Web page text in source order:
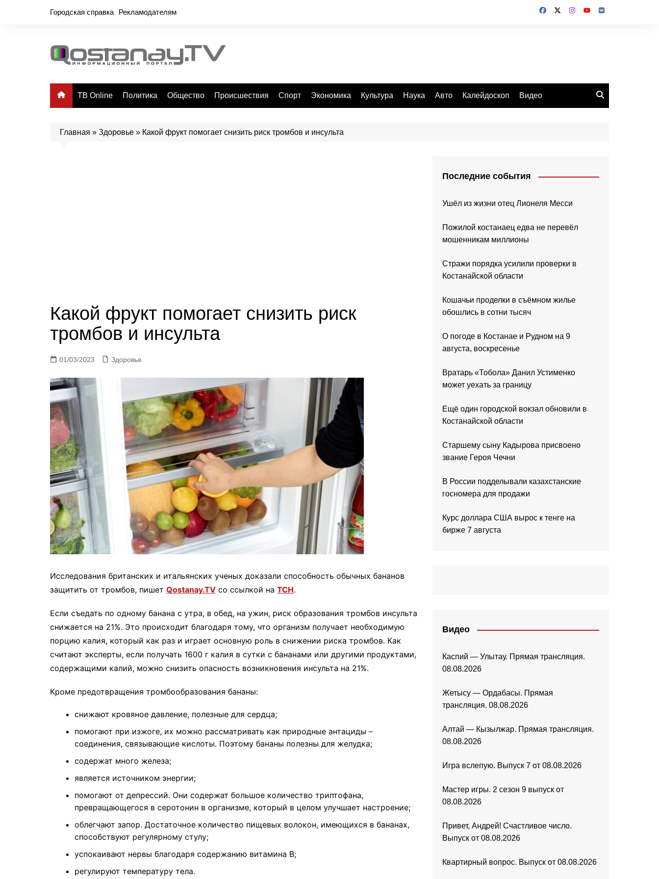
Городская справка Рекламодателям
ТВ Online Политика Общество Происшествия Спорт Экономика Культура Наука Авто Калейдоскоп Видео
Главная » Здоровье » Какой фрукт помогает снизить риск тромбов и инсульта
Какой фрукт помогает снизить риск
тромбов и инсульта
01/03/2023 Здоровье
Исследования британских и итальянских ученых доказали способность обычных бананов
защитить от тромбов, пишет Qostanay.TV со ссылкой на ТСН.
Если съедать по одному банана с утра, в обед, на ужин, риск образования тромбов инсульта
снижается на 21%. Это происходит благодаря тому, что организм получает необходимую
порцию калия, который как раз и играет основную роль в снижении риска тромбов. Как
считают эксперты, если получать 1600 г калия в сутки с бананами или другими продуктами,
содержащими калий, можно снизить опасность возникновения инсульта на 21%.
Кроме предотвращения тромбообразования бананы:
снижают кровяное давление, полезные для сердца;
помогают при изжоге, их можно рассматривать как природные антациды –
соединения, связывающие кислоты. Поэтому бананы полезны для желудка;
содержат много железа;
является источником энергии;
помогают от депрессий. Они содержат большое количество триптофана,
превращающегося в серотонин в организме, который в целом улучшает настроение;
облегчают запор. Достаточное количество пищевых волокон, имеющихся в бананах,
способствуют регулярному стулу;
успокаивают нервы благодаря содержанию витамина В;
регулируют температуру тела.
Последние события
Ушёл из жизни отец Лионеля Месси
Пожилой костанаец едва не перевёл
мошенникам миллионы
Стражи порядка усилили проверки в
Костанайской области
Кошачьи проделки в съёмном жилье
обошлись в сотни тысяч
О погоде в Костанае и Рудном на 9
августа, воскресенье
Вратарь «Тобола» Данил Устименко
может уехать за границу
Ещё один городской вокзал обновили в
Костанайской области
Старшему сыну Кадырова присвоено
звание Героя Чечни
В России подделывали казахстанские
госномера для продажи
Курс доллара США вырос к тенге на
бирже 7 августа
Видео
Каспий — Улытау. Прямая трансляция.
08.08.2026
Жетысу — Ордабасы. Прямая
трансляция. 08.08.2026
Алтай — Кызылжар. Прямая трансляция.
08.08.2026
Игра вслепую. Выпуск 7 от 08.08.2026
Мастер игры. 2 сезон 9 выпуск от
08.08.2026
Привет, Андрей! Счастливое число.
Выпуск от 08.08.2026
Квартирный вопрос. Выпуск от 08.08.2026